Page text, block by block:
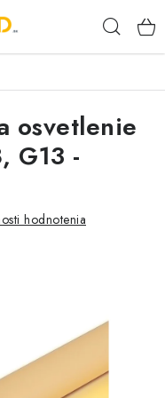
osvetlenie
G13 -
hodnotenia